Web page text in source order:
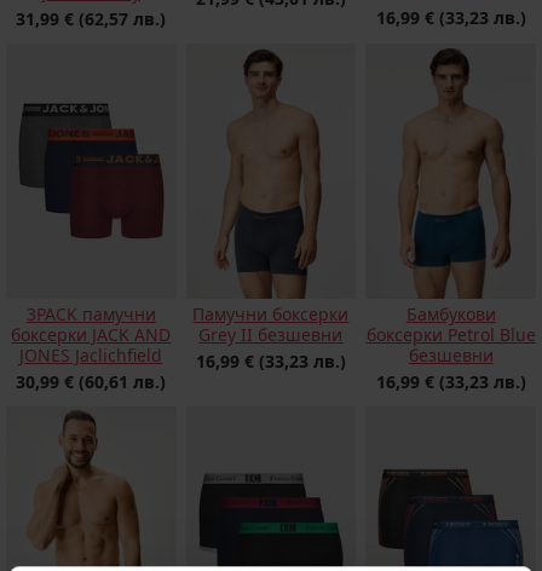
31,99 € (62,57 лв.)
16,99 € (33,23 лв.)
3PACK памучни
боксерки JACK AND
JONES Jaclichfield
30,99 € (60,61 лв.)
Памучни боксерки
Grey II безшевни
16,99 € (33,23 лв.)
Бамбукови
боксерки Petrol Blue
безшевни
16,99 € (33,23 лв.)